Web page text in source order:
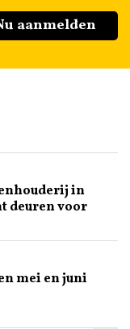
aanmelden
in
deuren voor
mei en juni